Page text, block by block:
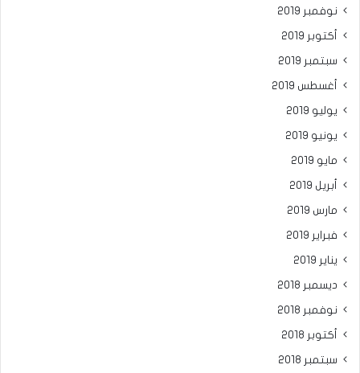
نوفمبر 2019
أكتوبر 2019
سبتمبر 2019
أغسطس 2019
يوليو 2019
يونيو 2019
مايو 2019
أبريل 2019
مارس 2019
فبراير 2019
يناير 2019
ديسمبر 2018
نوفمبر 2018
أكتوبر 2018
سبتمبر 2018